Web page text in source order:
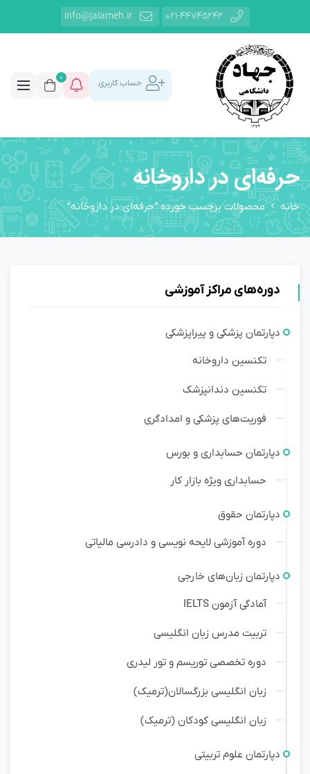
021-44745242
info@jalameh.ir
حساب کاربری
0
حرفه‌ای در داروخانه
خانه محصولات برچسب خورده “حرفه‌ای در داروخانه”
دوره‌های مراکز آموزشی
دپارتمان پزشکی و پیراپزشکی
تکنسین داروخانه
تکنسین دندانپزشک
فوریت‌های پزشکی و امدادگری
دپارتمان حسابداری و بورس
حسابداری ویژه بازار کار
دپارتمان حقوق
دوره آموزشی لایحه نویسی و دادرسی مالیاتی
دپارتمان زبان‌های خارجی
آمادگی آزمون IELTS
تربیت مدرس زبان انگلیسی
دوره تخصصی توریسم و تور لیدری
زبان انگلیسی بزرگسالان(ترمیک)
زبان انگلیسی کودکان (ترمیک)
دپارتمان علوم تربیتی